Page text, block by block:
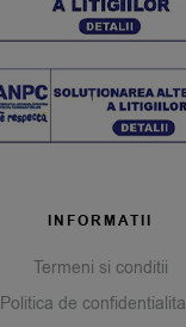
INFORMATII
Termeni si conditii
Politica de